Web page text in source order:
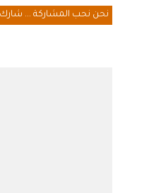
نحن نحب المشاركة ... شارك